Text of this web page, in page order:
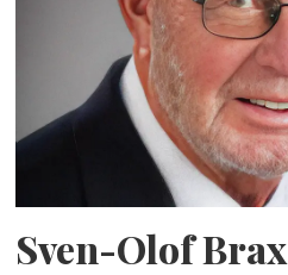
Sven-Olof Brax